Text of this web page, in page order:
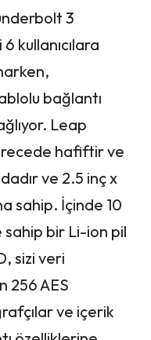
3
kullanıcılara
bağlantı
Leap
hafiftir ve
ve 2.5 inç x
sahip. İçinde 10
bir Li-ion pil
sizi veri
256 AES
ve içerik